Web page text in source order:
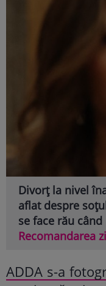
Divorț la nivel
aflat despre
se face rău când
Recomandarea
ADDA s-a